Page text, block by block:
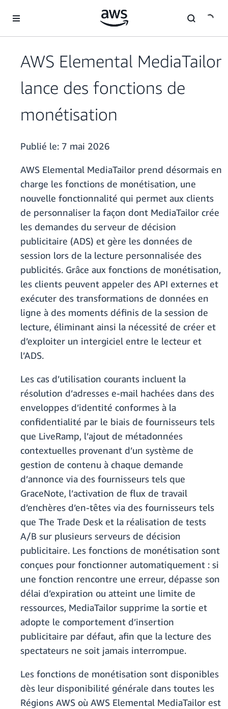
AWS Elemental MediaTailor
lance des fonctions de
monétisation
Publié le: 7 mai 2026
AWS Elemental MediaTailor prend désormais en
charge les fonctions de monétisation, une
nouvelle fonctionnalité qui permet aux clients
de personnaliser la façon dont MediaTailor crée
les demandes du serveur de décision
publicitaire (ADS) et gère les données de
session lors de la lecture personnalisée des
publicités. Grâce aux fonctions de monétisation,
les clients peuvent appeler des API externes et
exécuter des transformations de données en
ligne à des moments définis de la session de
lecture, éliminant ainsi la nécessité de créer et
d’exploiter un intergiciel entre le lecteur et
l’ADS.
Les cas d’utilisation courants incluent la
résolution d’adresses e-mail hachées dans des
enveloppes d’identité conformes à la
confidentialité par le biais de fournisseurs tels
que LiveRamp, l’ajout de métadonnées
contextuelles provenant d’un système de
gestion de contenu à chaque demande
d’annonce via des fournisseurs tels que
GraceNote, l’activation de flux de travail
d’enchères d’en-têtes via des fournisseurs tels
que The Trade Desk et la réalisation de tests
A/B sur plusieurs serveurs de décision
publicitaire. Les fonctions de monétisation sont
conçues pour fonctionner automatiquement : si
une fonction rencontre une erreur, dépasse son
délai d’expiration ou atteint une limite de
ressources, MediaTailor supprime la sortie et
adopte le comportement d’insertion
publicitaire par défaut, afin que la lecture des
spectateurs ne soit jamais interrompue.
Les fonctions de monétisation sont disponibles
dès leur disponibilité générale dans toutes les
Régions AWS où AWS Elemental MediaTailor est